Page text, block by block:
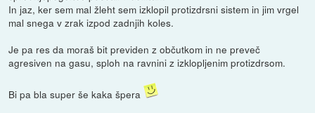
In jaz, ker sem mal žleht sem izklopil protizdrsni sistem in jim vrgel
mal snega v zrak izpod zadnjih koles.
Je pa res da moraš bit previden z občutkom in ne preveč
agresiven na gasu, sploh na ravnini z izklopljenim protizdrsom.
Bi pa bla super še kaka špera